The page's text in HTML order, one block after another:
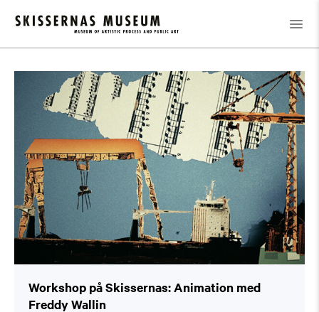
Kalender / Workshop på Skissernas: Animation med Freddy
Workshop på Skissernas: Animation med
Freddy Wallin